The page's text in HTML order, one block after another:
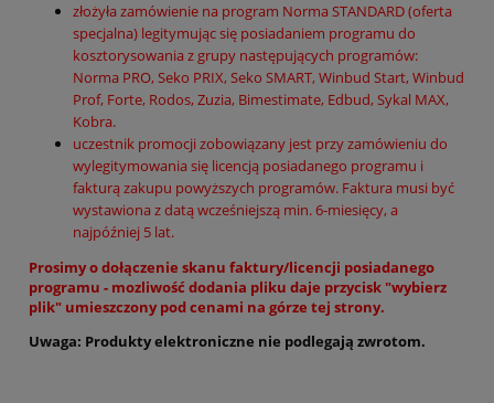
złożyła zamówienie na program Norma STANDARD (oferta
specjalna) legitymując się posiadaniem programu do
kosztorysowania z grupy następujących programów:
Norma PRO, Seko PRIX, Seko SMART, Winbud Start, Winbud
Prof, Forte, Rodos, Zuzia, Bimestimate, Edbud, Sykal MAX,
Kobra.
uczestnik promocji zobowiązany jest przy zamówieniu do
wylegitymowania się licencją posiadanego programu i
fakturą zakupu powyższych programów. Faktura musi być
wystawiona z datą wcześniejszą min. 6-miesięcy, a
najpóźniej 5 lat.
Prosimy o dołączenie skanu faktury/licencji posiadanego
programu - mozliwość dodania pliku daje przycisk "wybierz
plik" umieszczony pod cenami na górze tej strony.
Uwaga: Produkty elektroniczne nie podlegają zwrotom.